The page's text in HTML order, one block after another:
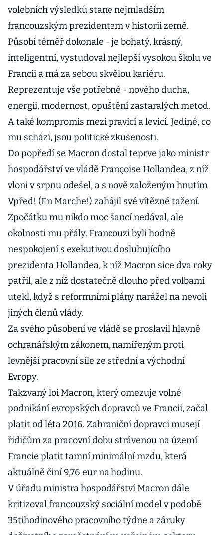
volebních výsledků stane nejmladším
francouzským prezidentem v historii země.
Působí téměř dokonale - je bohatý, krásný,
inteligentní, vystudoval nejlepší vysokou školu ve
Francii a má za sebou skvělou kariéru.
Reprezentuje vše potřebné - nového ducha,
energii, modernost, opuštění zastaralých metod.
A také kompromis mezi pravicí a levicí. Jediné, co
mu schází, jsou politické zkušenosti.
Do popředí se Macron dostal teprve jako ministr
hospodářství ve vládě Françoise Hollandea, z níž
vloni v srpnu odešel, a s nově založeným hnutím
Vpřed! (En Marche!) zahájil své vítězné tažení.
Zpočátku mu nikdo moc šancí nedával, ale
okolnosti mu přály. Francouzi byli hodně
nespokojení s exekutivou dosluhujícího
prezidenta Hollandea, k níž Macron sice dva roky
patřil, ale z níž dostatečně dlouho před volbami
utekl, když s reformními plány narážel na nevoli
jiných členů vlády.
Za svého působení ve vládě se proslavil hlavně
ochranářským zákonem, namířeným proti
levnější pracovní síle ze střední a východní
Evropy.
Takzvaný loi Macron, který omezuje volné
podnikání evropských dopravců ve Francii, začal
platit od léta 2016. Zahraniční dopravci musejí
řidičům za pracovní dobu strávenou na území
Francie platit tamní minimální mzdu, která
aktuálně činí 9,76 eur na hodinu.
V úřadu ministra hospodářství Macron dále
kritizoval francouzský sociální model v podobě
35tihodinového pracovního týdne a záruky